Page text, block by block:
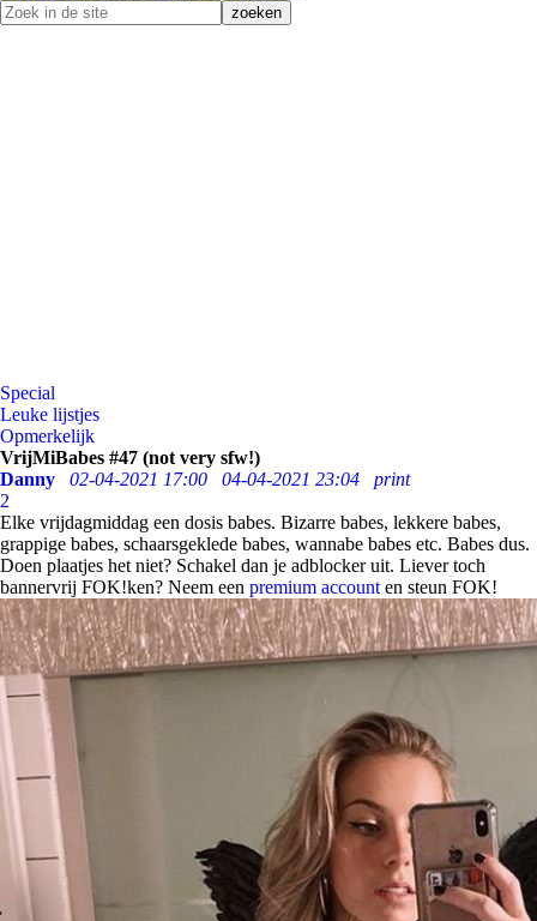
Special
Leuke lijstjes
Opmerkelijk
VrijMiBabes #47 (not very sfw!)
Danny
02-04-2021 17:00 04-04-2021 23:04
print
2
Elke vrijdagmiddag een dosis babes. Bizarre babes, lekkere babes,
grappige babes, schaarsgeklede babes, wannabe babes etc. Babes dus.
Doen plaatjes het niet? Schakel dan je adblocker uit. Liever toch
bannervrij FOK!ken? Neem een premium account en steun FOK!